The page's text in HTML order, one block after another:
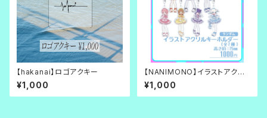
【hakanai】ロゴアクキー
¥1,000
【NANIMONO】イラストアクリ
ルキーホルダー（７種ランダム）【
Kawaii Furutre Idol 】
¥1,000